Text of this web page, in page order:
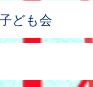
ども会